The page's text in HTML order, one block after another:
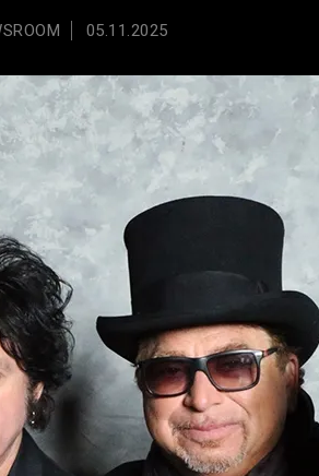
05.11.2025